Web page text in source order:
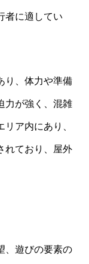
者に適してい
り、体力や準備
力が強く、混雑
ア内にあり、
れており、屋外
、遊びの要素の